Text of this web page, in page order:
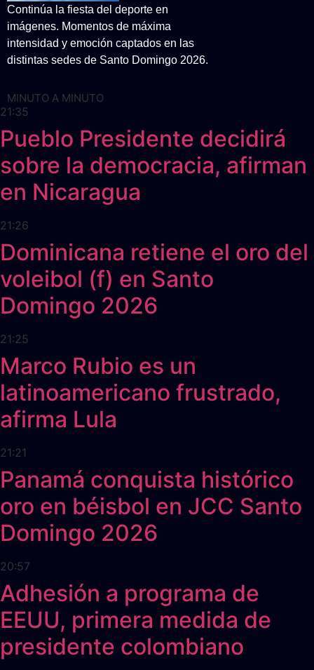
Continúa la fiesta del deporte en
imágenes. Momentos de máxima
intensidad y emoción captados en las
distintas sedes de Santo Domingo 2026.
MINUTO A MINUTO
21:35
Pueblo Presidente decidirá
sobre la democracia, afirman
en Nicaragua
21:26
Dominicana retiene el oro del
voleibol (f) en Santo
Domingo 2026
21:25
Marco Rubio es un
latinoamericano frustrado,
afirma Lula
21:21
Panamá conquista histórico
oro en béisbol en JCC Santo
Domingo 2026
20:57
Adhesión a programa de
EEUU, primera medida de
presidente colombiano